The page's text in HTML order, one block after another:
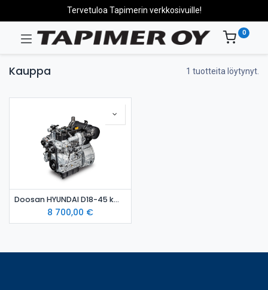
Tervetuloa Tapimerin verkkosivuille!
0
Kauppa 1 tuotteita löytynyt.
Doosan HYUNDAI D18-45 kW dieselmoottori
8 700,00 €